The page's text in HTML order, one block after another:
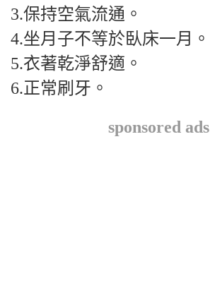
3.保持空氣流通。
4.坐月子不等於臥床一月。
5.衣著乾淨舒適。
6.正常刷牙。
sponsored ads